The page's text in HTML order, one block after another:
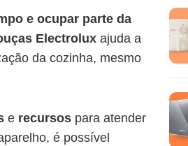
e ocupar parte da
Electrolux ajuda a
da cozinha, mesmo
e recursos para atender
é possível